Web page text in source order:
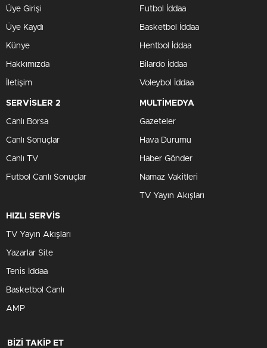
Üye Girişi
Üye Kaydı
Künye
Hakkımızda
İletişim
Futbol İddaa
Basketbol İddaa
Hentbol İddaa
Bilardo İddaa
Voleybol İddaa
SERVİSLER 2
Canlı Borsa
Canlı Sonuçlar
Canlı TV
Futbol Canlı Sonuçlar
MULTİMEDYA
Gazeteler
Hava Durumu
Haber Gönder
Namaz Vakitleri
TV Yayın Akışları
HIZLI SERVİS
TV Yayın Akışları
Yazarlar Site
Tenis İddaa
Basketbol Canlı
AMP
BİZİ TAKİP ET